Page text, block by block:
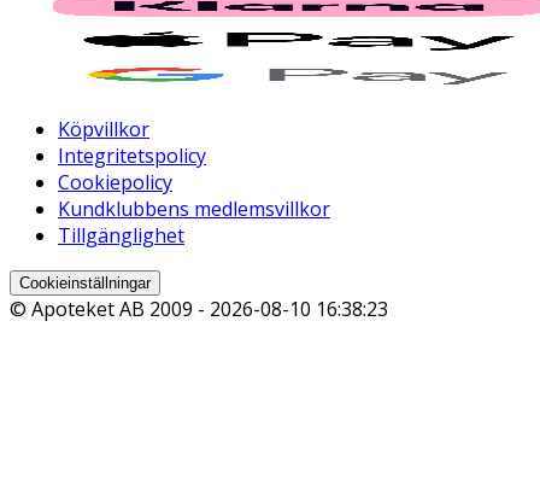
Köpvillkor
Integritetspolicy
Cookiepolicy
Kundklubbens medlemsvillkor
Tillgänglighet
Cookieinställningar
© Apoteket AB 2009 - 2026-08-10 16:38:23